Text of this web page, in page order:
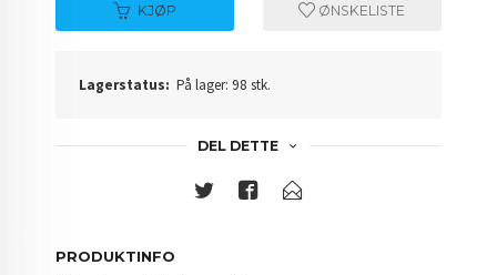
KJØP ØNSKELISTE
Lagerstatus: På lager: 98 stk.
DEL DETTE
PRODUKTINFO